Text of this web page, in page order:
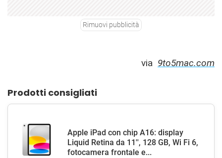
Rimuovi pubblicità
via 9to5mac.com
Prodotti consigliati
Apple iPad con chip A16: display
Liquid Retina da 11'', 128 GB, Wi Fi 6,
fotocamera frontale e...